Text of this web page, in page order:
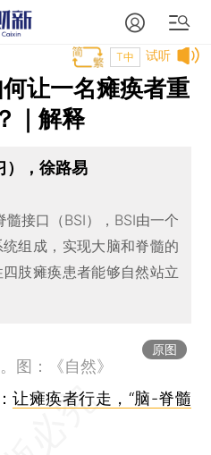
试听
T中
让一名瘫痪者重
｜解释
），徐路易
接口（BSI），BSI由一个
组成，实现大脑和脊髓的
肢瘫痪患者能够自然站立
原图
图：《自然》
让瘫痪者行走，“脑-脊髓